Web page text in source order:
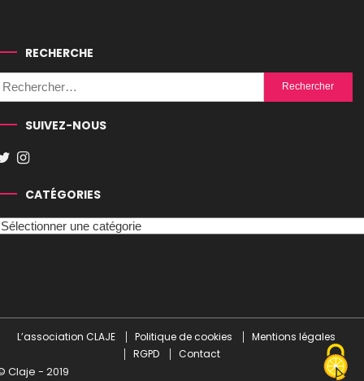
RECHERCHE
Rechercher :
SUIVEZ-NOUS
CATÉGORIES
L’association CLAJE Politique de cookies
Mentions légales
RGPD
Contact
Claje - 2019